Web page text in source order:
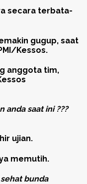
secara terbata-
gugup, saat
Kessos.
anggota tim,
anda saat ini ???
ujian.
memutih.
sehat bunda